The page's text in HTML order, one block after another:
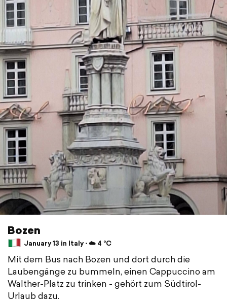
Bozen
January 13 in Italy ⋅ ☁️ 4 °C
Mit dem Bus nach Bozen und dort durch die
Laubengänge zu bummeln, einen Cappuccino am
Walther-Platz zu trinken - gehört zum Südtirol-
Urlaub dazu.